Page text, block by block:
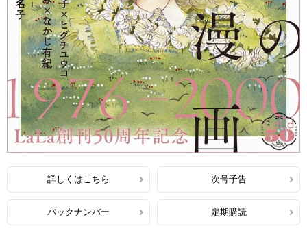
詳しくはこちら 次号予告
バックナンバー 定期購読